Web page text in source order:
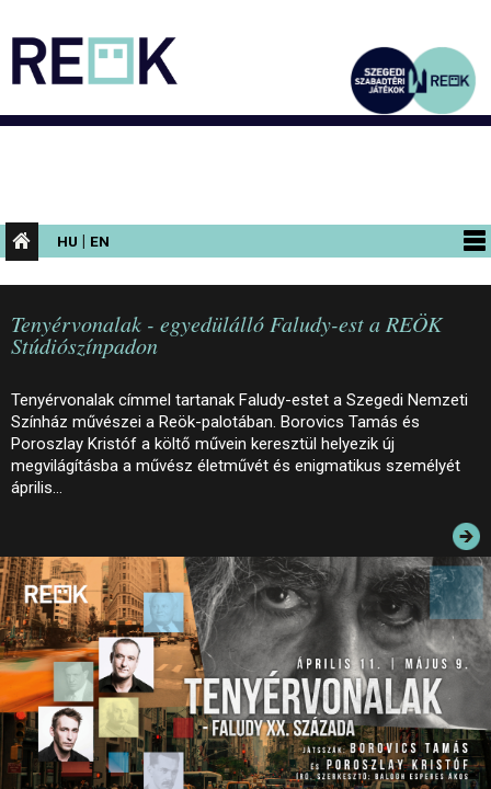
HU | EN
PROGRAMOK
KIÁLLÍTÁSOK
INFORMÁCIÓK
KONFERENCIA
PALOTASÉTÁK ÉS VEZETÉSEK
KÖZÉRDEKŰ ADATOK
Tenyérvonalak - egyedülálló Faludy-est a REÖK
Stúdiószínpadon
Tenyérvonalak címmel tartanak Faludy-estet a Szegedi Nemzeti
Színház művészei a Reök-palotában. Borovics Tamás és
Poroszlay Kristóf a költő művein keresztül helyezik új
megvilágításba a művész életművét és enigmatikus személyét
április…